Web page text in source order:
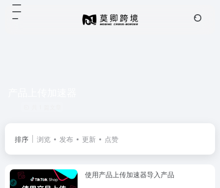
排序 浏览 发布 更新 点赞
使用产品上传加速器导入产品